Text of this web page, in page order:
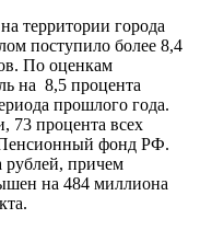
территории города
поступило более 8,4
По оценкам
на 8,5 процента
прошлого года.
73 процента всех
Пенсионный фонд РФ.
рублей, причем
на 484 миллиона